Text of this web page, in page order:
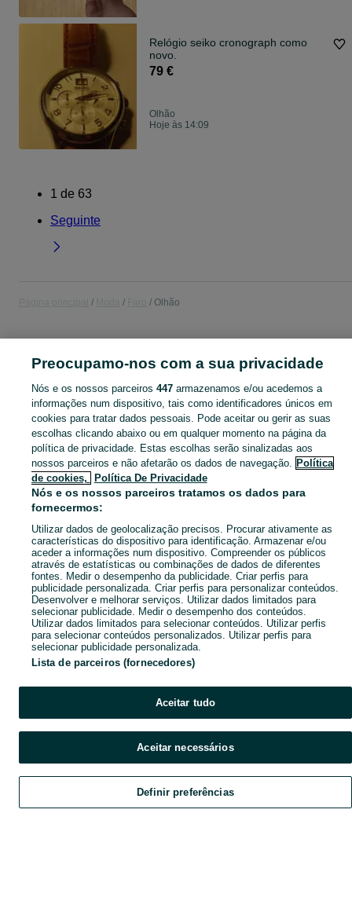
Relógio seiko cronograph como
novo.
79 €
Olhão
Hoje às 14:09
1 de 63
Seguinte
Olhão
CATEGORIA
Navegue pelos últimos anúncios de Moda em Olhão no OLX Portugal. Compre e venda produtos locais com facilidade e segurança. Mostrar
Mapa do site
Mapa das freguesias
Mapa de mini-sites
Pesquisas populares
Explorar Favoritos Vender Chat Conta
Preocupamo-nos com a sua privacidade
Nós e os nossos parceiros 447armazenamos e/ou acedemos a
informações num dispositivo, tais como identificadores únicos em
cookies para tratar dados pessoais. Pode aceitar ou gerir as suas
escolhas clicando abaixo ou em qualquer momento na página da
política de privacidade. Estas escolhas serão sinalizadas aos
nossos parceiros e não afetarão os dados de navegação. Política
de cookies,
Política De Privacidade
Nós e os nossos parceiros tratamos os dados para
fornecermos:
Utilizar dados de geolocalização precisos. Procurar ativamente as
características do dispositivo para identificação. Armazenar e/ou
aceder a informações num dispositivo. Compreender os públicos
através de estatísticas ou combinações de dados de diferentes
fontes. Medir o desempenho da publicidade. Criar perfis para
publicidade personalizada. Criar perfis para personalizar conteúdos.
Desenvolver e melhorar serviços. Utilizar dados limitados para
selecionar publicidade. Medir o desempenho dos conteúdos.
Utilizar dados limitados para selecionar conteúdos. Utilizar perfis
para selecionar conteúdos personalizados. Utilizar perfis para
selecionar publicidade personalizada.
Lista de parceiros (fornecedores)
Aceitar tudo
Aceitar necessários
Definir preferências